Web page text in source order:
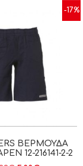
-17%
ΒΕΡΜΟΎΔΑ
12-216141-2-2